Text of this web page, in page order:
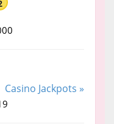
Casino Jackpots »